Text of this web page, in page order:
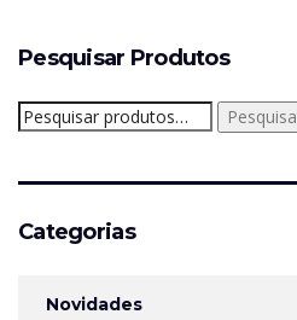
Pesquisar Produtos
Pesquisar
por:
Pesquisa
Categorias
Novidades